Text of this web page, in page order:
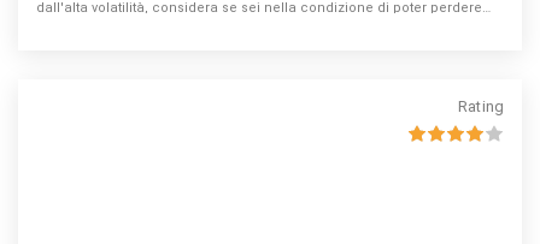
dall'alta volatilità, considera se sei nella condizione di poter perdere
Rating